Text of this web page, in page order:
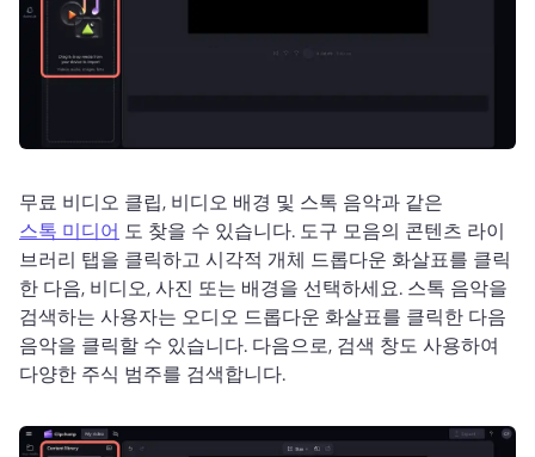
무료 비디오 클립, 비디오 배경 및 스톡 음악과 같은
스톡 미디어 도 찾을 수 있습니다. 도구 모음의 콘텐츠 라이
브러리 탭을 클릭하고 시각적 개체 드롭다운 화살표를 클릭
한 다음, 비디오, 사진 또는 배경을 선택하세요. 스톡 음악을
검색하는 사용자는 오디오 드롭다운 화살표를 클릭한 다음
음악을 클릭할 수 있습니다. 다음으로, 검색 창도 사용하여
다양한 주식 범주를 검색합니다.